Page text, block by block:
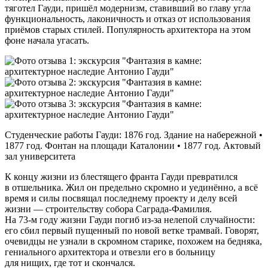
тяготел Гауди, пришёл модернизм, ставивший во главу угла
функциональность, лаконичность и отказ от использования
приёмов старых стилей. Популярность архитектора на этом
фоне начала угасать.
Студенческие работы Гауди: 1876 год. Здание на набережной •
1877 год. Фонтан на площади Каталонии • 1877 год. Актовый
зал университета
К концу жизни из блестящего франта Гауди превратился
в отшельника. Жил он предельно скромно и уединённо, а всё
время и силы посвящал последнему проекту и делу всей
жизни — строительству собора Саграда‑Фамилия.
На 73‑м году жизни Гауди погиб из‑за нелепой случайности:
его сбил первый пущенный по новой ветке трамвай. Говорят,
очевидцы не узнали в скромном старике, похожем на бедняка,
гениального архитектора и отвезли его в больницу
для нищих, где тот и скончался.